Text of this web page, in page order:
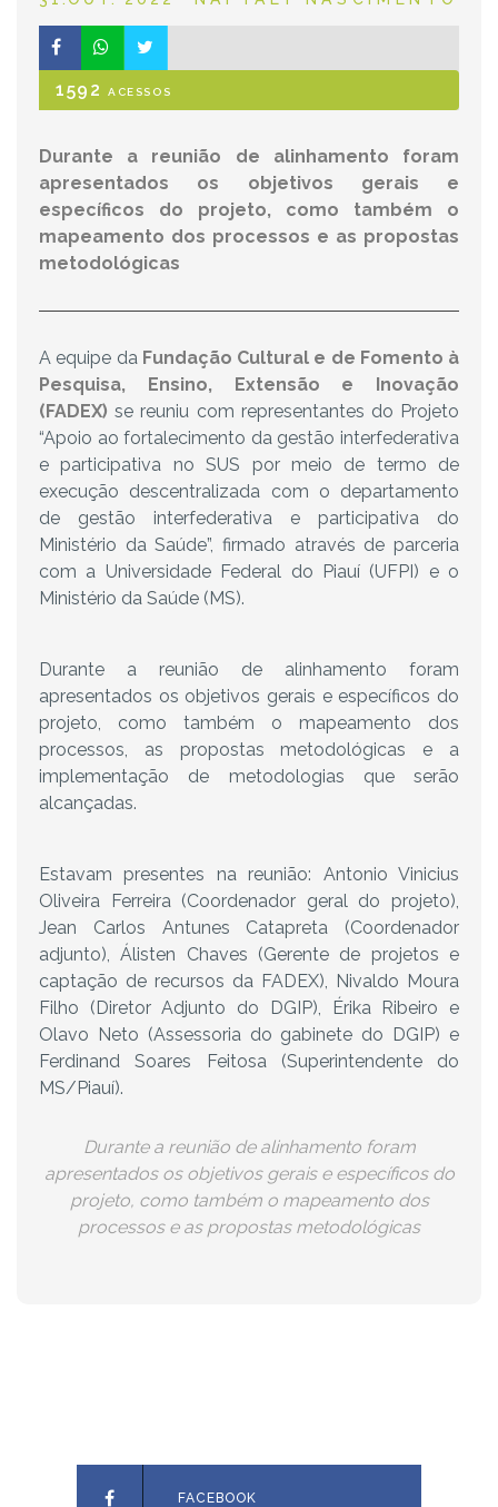
1592 ACESSOS
Durante a reunião de alinhamento foram
apresentados os objetivos gerais e
específicos do projeto, como também o
mapeamento dos processos e as propostas
metodológicas
A equipe da Fundação Cultural e de Fomento à
Pesquisa, Ensino, Extensão e Inovação
(FADEX)se reuniu com representantes do Projeto
“Apoio ao fortalecimento da gestão interfederativa
e participativa no SUS por meio de termo de
execução descentralizada com o departamento
de gestão interfederativa e participativa do
Ministério da Saúde”, firmado através de parceria
com a Universidade Federal do Piauí (UFPI) e o
Ministério da Saúde (MS).
Durante a reunião de alinhamento foram
apresentados os objetivos gerais e específicos do
projeto, como também o mapeamento dos
processos, as propostas metodológicas e a
implementação de metodologias que serão
alcançadas.
Estavam presentes na reunião: Antonio Vinicius
Oliveira Ferreira (Coordenador geral do projeto),
Jean Carlos Antunes Catapreta (Coordenador
adjunto), Álisten Chaves (Gerente de projetos e
captação de recursos da FADEX), Nivaldo Moura
Filho (Diretor Adjunto do DGIP), Érika Ribeiro e
Olavo Neto (Assessoria do gabinete do DGIP) e
Ferdinand Soares Feitosa (Superintendente do
MS/Piauí).
Durante a reunião de alinhamento foram
apresentados os objetivos gerais e específicos do
projeto, como também o mapeamento dos
processos e as propostas metodológicas
FACEBOOK